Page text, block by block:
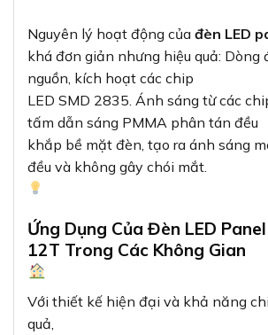
Nguyên lý hoạt động của đèn LED
khá đơn giản nhưng hiệu quả: Dòng
nguồn, kích hoạt các chip
LED SMD 2835. Ánh sáng từ các
tấm dẫn sáng PMMA phân tán đều
khắp bề mặt đèn, tạo ra ánh sáng
đều và không gây chói mắt.
Ứng Dụng Của Đèn LED Panel
12T Trong Các Không Gian
Với thiết kế hiện đại và khả năng
quả,